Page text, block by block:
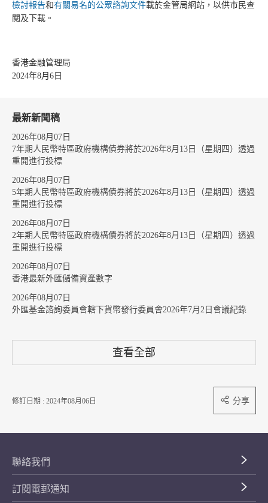
檢討報告和有關易名的公眾諮詢文件載於金管局網站，以供市民查
閱及下載。
香港金融管理局
2024年8月6日
最新新聞稿
2026年08月07日
7年期人民幣特區政府機構債券將於2026年8月13日（星期四）透過
重開進行投標
2026年08月07日
5年期人民幣特區政府機構債券將於2026年8月13日（星期四）透過
重開進行投標
2026年08月07日
2年期人民幣特區政府機構債券將於2026年8月13日（星期四）透過
重開進行投標
2026年08月07日
香港最新外匯儲備資產數字
2026年08月07日
外匯基金諮詢委員會轄下貨幣發行委員會2026年7月2日會議紀錄
查看全部
修訂日期 : 2024年08月06日 分享
聯絡我們
訂閱電郵通知